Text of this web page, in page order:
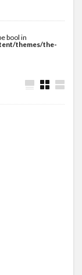
bool in
themes/the-